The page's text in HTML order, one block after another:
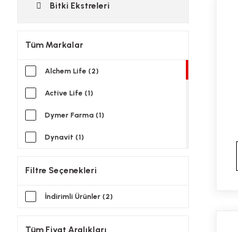
Bitki Ekstreleri
Tüm Markalar
Alchem Life (2)
Active Life (1)
Dymer Farma (1)
Dynavit (1)
Imuneks Farma (1)
Filtre Seçenekleri
İndirimli Ürünler (2)
Tüm Fiyat Aralıkları